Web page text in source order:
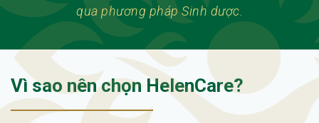
qua phương pháp Sinh dược.
Vì sao nên chọn HelenCare?